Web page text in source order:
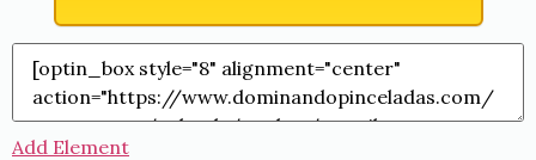
Add Element